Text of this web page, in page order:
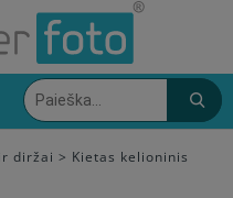
diržai > Kietas kelioninis